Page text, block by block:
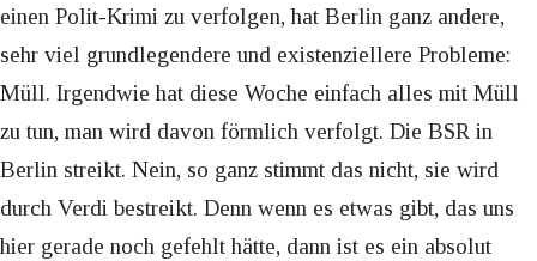
einen Polit-Krimi zu verfolgen, hat Berlin ganz andere,
sehr viel grundlegendere und existenziellere Probleme:
Müll. Irgendwie hat diese Woche einfach alles mit Müll
zu tun, man wird davon förmlich verfolgt. Die BSR in
Berlin streikt. Nein, so ganz stimmt das nicht, sie wird
durch Verdi bestreikt. Denn wenn es etwas gibt, das uns
hier gerade noch gefehlt hätte, dann ist es ein absolut